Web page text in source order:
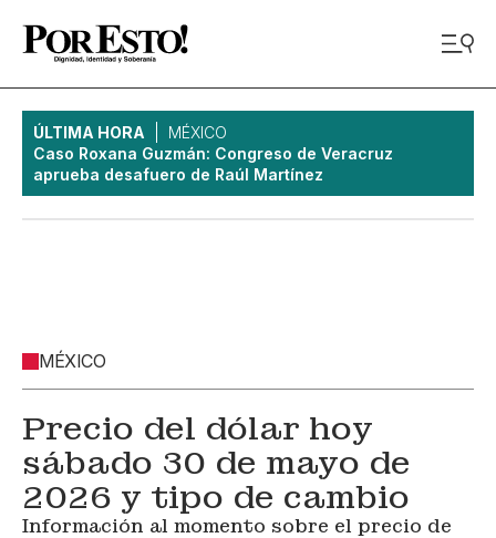
ÚLTIMA HORA
MÉXICO
Caso Roxana Guzmán: Congreso de Veracruz
aprueba desafuero de Raúl Martínez
MÉXICO
Precio del dólar hoy
sábado 30 de mayo de
2026 y tipo de cambio
Información al momento sobre el precio de